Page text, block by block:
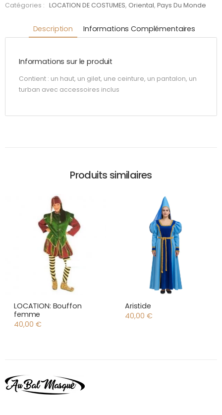
Catégories :
LOCATION DE COSTUMES, Oriental,Pays Du Monde
Description Informations Complémentaires
Informations sur le produit
Contient : un haut, un gilet, une ceinture, un pantalon, un
turban avec accessoires inclus
Produits similaires
LOCATION: Bouffon
femme
40,00 €
Aristide
40,00 €